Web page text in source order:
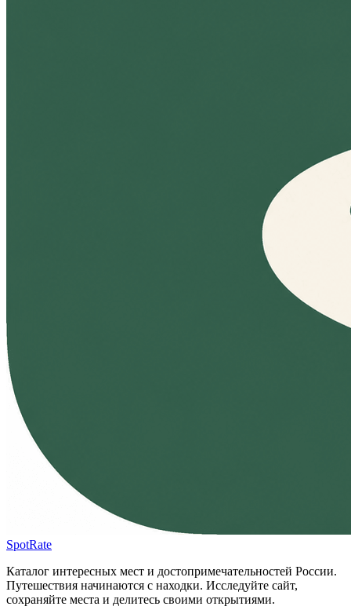
SpotRate
Каталог интересных мест и достопримечательностей России.
Путешествия начинаются с находки. Исследуйте сайт,
сохраняйте места и делитесь своими открытиями.